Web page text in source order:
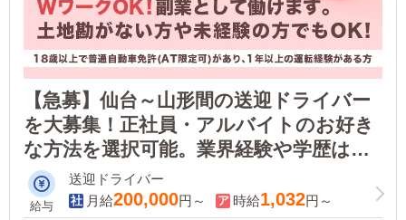
【急募】仙台～山形間の送迎ドライバー
を大募集！正社員・アルバイトのお好き
な方法を選択可能。業界経験や学歴は一
切問いません！Ｗワーク可なので、副業
として働きたい方も歓迎いたします！
給与
送迎ドライバー
月給200,000円～ 時給1,032円～